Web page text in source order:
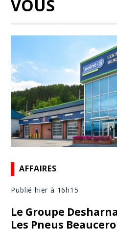
VOUS
AFFAIRES
Publié hier à 16h15
Le Groupe
Les Pneus